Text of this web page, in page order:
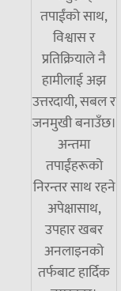
तपाईंको साथ,
विश्वास र
प्रतिक्रियाले नै
हामीलाई अझ
उत्तरदायी, सबल र
जनमुखी बनाउँछ।
अन्तमा
तपाईंहरूको
निरन्तर साथ रहने
अपेक्षासाथ,
उपहार खबर
अनलाइनको
तर्फबाट हार्दिक